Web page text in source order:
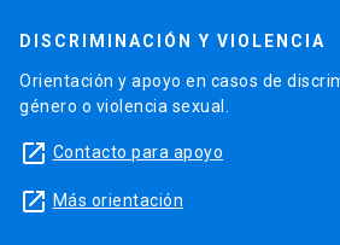
DISCRIMINACIÓN Y VIOLENCIA
Orientación y apoyo en casos de
género o violencia sexual.
launch Contacto para apoyo
launch Más orientación